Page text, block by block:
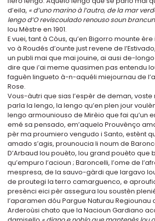
d’eila, « d’uno marino à l’autro, de la mar
lengo d’O reviscoulado renouso soun
lou Mèstre en 1901.
E vuei, tant à Còus, qu’en Bigorro mounte
vo à Roudés d’ounte just revene de
un publi mai que mai jouine, ai ausi de-
dire que i’ai meme quasimen pas entendu
faguèn lingueto à-n-aquéli miejournau de
Rose.
Vous-àutri que sias l’espèr de deman,
parla la lengo, la lengo qu’en plen jour
lengo armouniouso de Mirèio que fai qu’un
emé sa pensado, em’aquelo Prouvènço
pèr ma proumiero vengudo i Santo, estènt
amado s’agis, prounoucia li noum de
D’Arbaud lou pouèto, lou grand pouèto que
qu’empuro l’acioun ; Baroncelli, l’ome de
mespresa, de la sauvo-gàrdi que largavo
de proutegi la terro camarguenco, e
presènci eici pèr assegura lou soustèn
l’aparamen dóu Pargue Naturau Regiounau
Arderoùsi chato que la Nacioun Gardiano